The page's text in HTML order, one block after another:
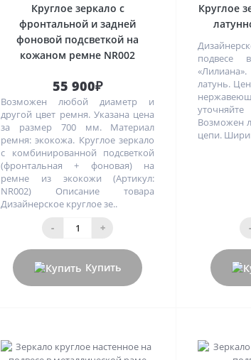
Круглое зеркало с
фронтальной и задней
фоновой подсветкой на
кожаном ремне NR002
55 900₽
Возможен любой диаметр и
другой цвет ремня. Указана цена
за размер 700 мм. Материал
ремня: экокожа. Круглое зеркало
с комбинированной подсветкой
(фронтальная + фоновая) на
ремне из экокожи (Артикул:
NR002) Описание товара
Дизайнерское круглое зе..
-
+
Купить
Круглое
подвесе
латунь.
Возможен
цепи.
-